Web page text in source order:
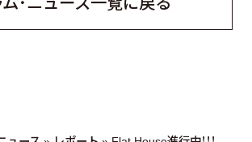
ム・ニュース一覧に戻る